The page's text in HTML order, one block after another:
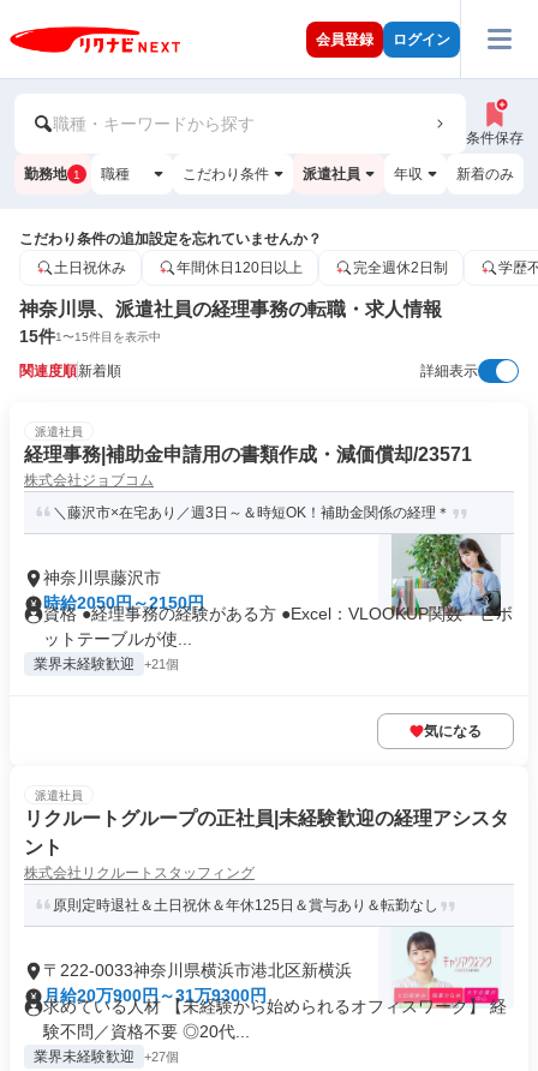
会員登録 ログイン
職種・キーワードから探す
条件保存
勤務地 1 職種 こだわり条件 派遣社員 年収 新着のみ
こだわり条件の追加設定を忘れていませんか？
土日祝休み
年間休日120日以上 完全週休2日制 学歴
神奈川県、派遣社員の経理事務の転職・求人情報
15件1〜15件目を表示中
関連度順新着順 詳細表示
派遣社員
経理事務|補助金申請用の書類作成・減価償却/23571
株式会社ジョブコム
＼藤沢市×在宅あり／週3日～＆時短OK！補助金関係の経理＊
神奈川県藤沢市
時給2050円～2150円
資格 ●経理事務の経験がある方 ●Excel：VLOOKUP関数・ピボ
ットテーブルが使...
業界未経験歓迎 +21個
気になる
派遣社員
リクルートグループの正社員|未経験歓迎の経理アシスタ
ント
株式会社リクルートスタッフィング
原則定時退社＆土日祝休＆年休125日＆賞与あり＆転勤なし
〒222-0033神奈川県横浜市港北区新横浜
月給20万900円～31万9300円
求めている人材 【未経験から始められるオフィスワーク】 経
験不問／資格不要 ◎20代...
業界未経験歓迎 +27個